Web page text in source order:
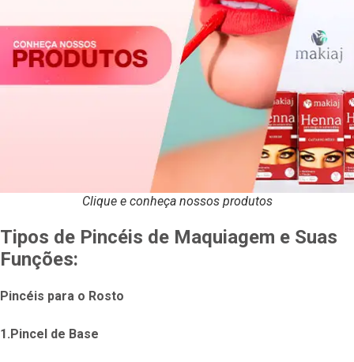
Clique e conheça nossos produtos
Tipos de Pincéis de Maquiagem e Suas
Funções:
Pincéis para o Rosto
1.Pincel de Base